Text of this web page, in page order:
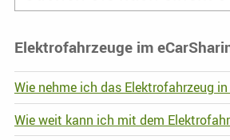
Elektrofahrzeuge im
Wie nehme ich das Elektrofahrzeug in
Wie weit kann ich mit dem